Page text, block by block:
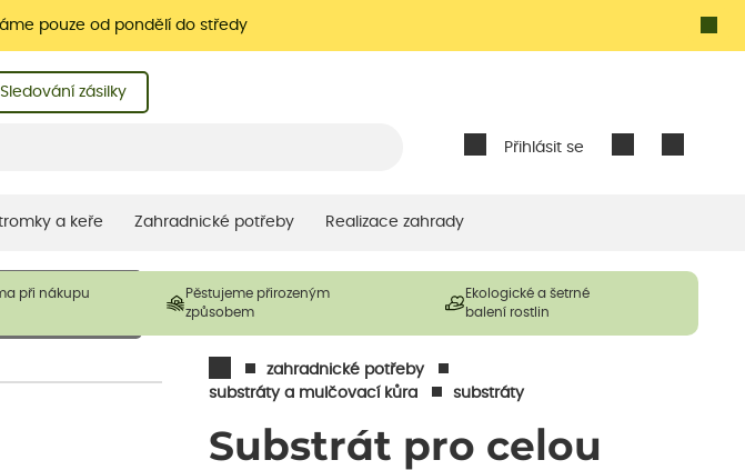
pouze od pondělí do středy
Přihlásit se
Sledování zásilky
a keře Zahradnické potřeby Realizace zahrady
při nákupu
Pěstujeme přirozeným
způsobem
Ekologické a šetrné
balení rostlin
zahradnické potřeby
substráty a mulčovací kůra
substráty
Substrát pro celou
mohou být
je uvedená